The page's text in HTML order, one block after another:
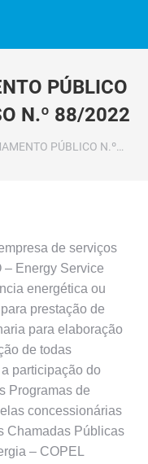
PÚBLICO
N.º 88/2022
PÚBLICO N.º…
de serviços
– Energy Service
energética ou
prestação de
para elaboração
de todas
participação do
Programas de
concessionárias
Chamadas Públicas
– COPEL